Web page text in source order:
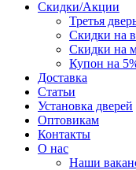
Скидки/Акции
Третья
Скидки на
Скидки на
Купон на
Доставка
Статьи
Установка дверей
Оптовикам
Контакты
О нас
Наши